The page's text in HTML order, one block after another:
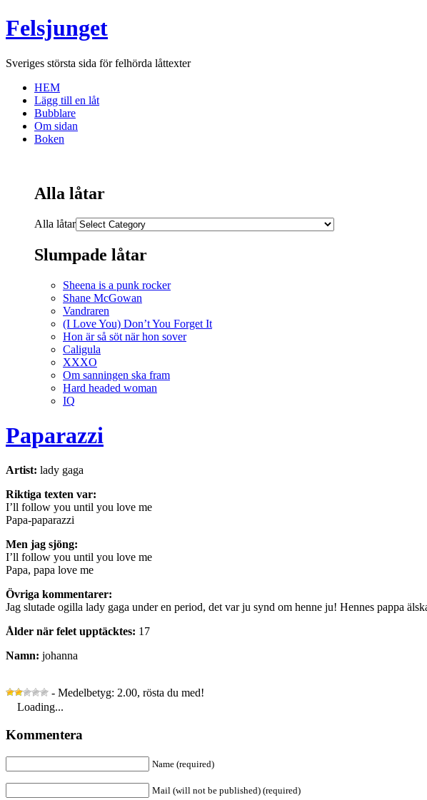
Felsjunget
Sveriges största sida för felhörda låttexter
HEM
Lägg till en låt
Bubblare
Om sidan
Boken
Alla låtar
Alla låtar
Slumpade låtar
Sheena is a punk rocker
Shane McGowan
Vandraren
(I Love You) Don’t You Forget It
Hon är så söt när hon sover
Caligula
XXXO
Om sanningen ska fram
Hard headed woman
IQ
Paparazzi
Artist: lady gaga
Riktiga texten var:
I’ll follow you until you love me
Papa-paparazzi
Men jag sjöng:
I’ll follow you until you love me
Papa, papa love me
Övriga kommentarer:
Jag slutade ogilla lady gaga under en period, det var ju synd om henne ju! Hennes pappa
Ålder när felet upptäcktes: 17
Namn: johanna
- Medelbetyg: 2.00, rösta du med!
Loading...
Kommentera
Name (required)
Mail (will not be published) (required)